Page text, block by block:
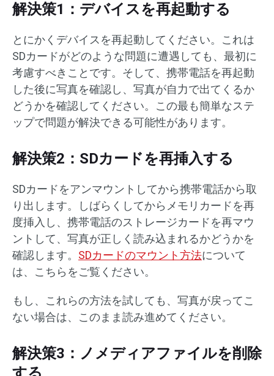
解決策1：デバイスを再起動する
とにかくデバイスを再起動してください。これは
SDカードがどのような問題に遭遇しても、最初に
考慮すべきことです。そして、携帯電話を再起動
した後に写真を確認し、写真が自力で出てくるか
どうかを確認してください。この最も簡単なステ
ップで問題が解決できる可能性があります。
解決策2：SDカードを再挿入する
SDカードをアンマウントしてから携帯電話から取
り出します。しばらくしてからメモリカードを再
度挿入し、携帯電話のストレージカードを再マウ
ントして、写真が正しく読み込まれるかどうかを
確認します。 SDカードのマウント方法について
は、こちらをご覧ください。
もし、これらの方法を試しても、写真が戻ってこ
ない場合は、このまま読み進めてください。
解決策3：ノメディアファイルを削除